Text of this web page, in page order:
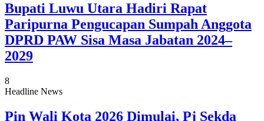
Bupati Luwu Utara Hadiri Rapat
Paripurna Pengucapan Sumpah Anggota
DPRD PAW Sisa Masa Jabatan 2024–
2029
8
Headline News
Pin Wali Kota 2026 Dimulai, Pj Sekda